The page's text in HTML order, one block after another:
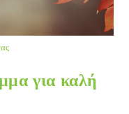
για καλή